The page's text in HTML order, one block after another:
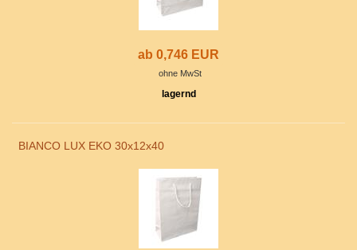
ab 0,746 EUR
ohne MwSt
lagernd
BIANCO LUX EKO 30x12x40